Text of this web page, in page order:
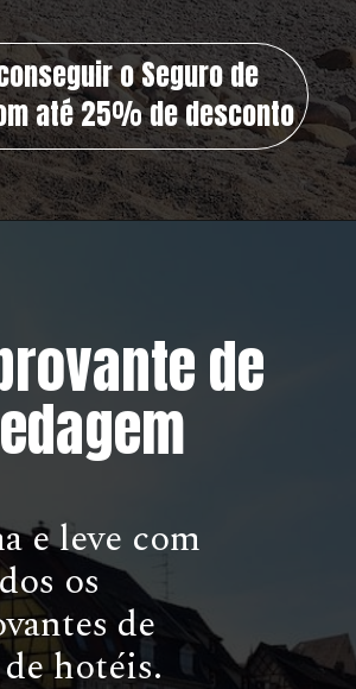
o Seguro de
até 25% de desconto
de
e leve com
os
de
hotéis.